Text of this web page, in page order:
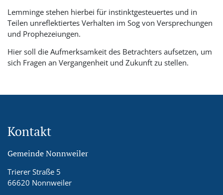
Lemminge stehen hierbei für instinktgesteuertes und in
Teilen unreflektiertes Verhalten im Sog von Versprechungen
und Prophezeiungen.
Hier soll die Aufmerksamkeit des Betrachters aufsetzen, um
sich Fragen an Vergangenheit und Zukunft zu stellen.
Kontakt
Gemeinde Nonnweiler
Trierer Straße 5
66620 Nonnweiler